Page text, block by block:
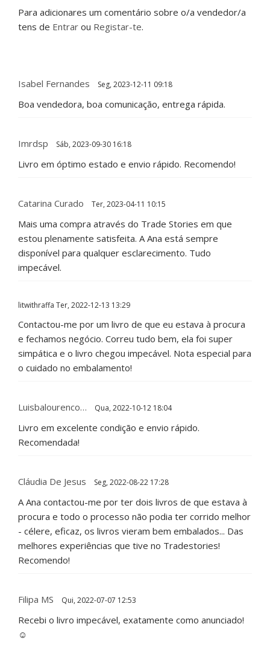
Para adicionares um comentário sobre o/a vendedor/a
tens de Entrar ou Registar-te.
Isabel Fernandes Seg, 2023-12-11 09:18
Boa vendedora, boa comunicação, entrega rápida.
Imrdsp Sáb, 2023-09-30 16:18
Livro em óptimo estado e envio rápido. Recomendo!
Catarina Curado Ter, 2023-04-11 10:15
Mais uma compra através do Trade Stories em que
estou plenamente satisfeita. A Ana está sempre
disponível para qualquer esclarecimento. Tudo
impecável.
litwithraffa Ter, 2022-12-13 13:29
Contactou-me por um livro de que eu estava à procura
e fechamos negócio. Correu tudo bem, ela foi super
simpática e o livro chegou impecável. Nota especial para
o cuidado no embalamento!
Luisbalourenco… Qua, 2022-10-12 18:04
Livro em excelente condição e envio rápido.
Recomendada!
Cláudia De Jesus Seg, 2022-08-22 17:28
A Ana contactou-me por ter dois livros de que estava à
procura e todo o processo não podia ter corrido melhor
- célere, eficaz, os livros vieram bem embalados... Das
melhores experiências que tive no Tradestories!
Recomendo!
Filipa MS Qui, 2022-07-07 12:53
Recebi o livro impecável, exatamente como anunciado!
☺️